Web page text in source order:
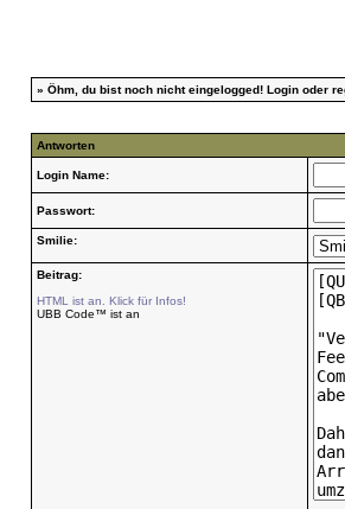
» Öhm, du bist noch nicht eingelogged! Loginoder
Antworten
Login Name:
Passwort:
Smilie:
Beitrag:
HTML ist an. Klick für Infos!
UBB Code™ ist an